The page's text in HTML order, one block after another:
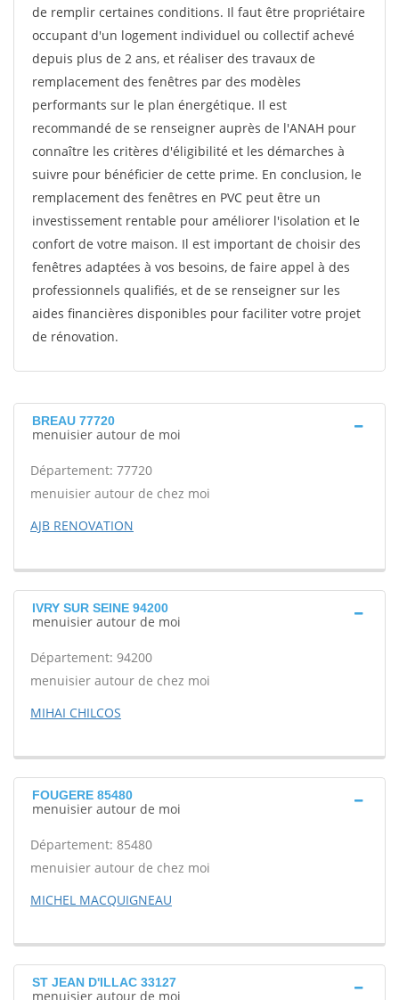
de remplir certaines conditions. Il faut être propriétaire
occupant d'un logement individuel ou collectif achevé
depuis plus de 2 ans, et réaliser des travaux de
remplacement des fenêtres par des modèles
performants sur le plan énergétique. Il est
recommandé de se renseigner auprès de l'ANAH pour
connaître les critères d'éligibilité et les démarches à
suivre pour bénéficier de cette prime. En conclusion, le
remplacement des fenêtres en PVC peut être un
investissement rentable pour améliorer l'isolation et le
confort de votre maison. Il est important de choisir des
fenêtres adaptées à vos besoins, de faire appel à des
professionnels qualifiés, et de se renseigner sur les
aides financières disponibles pour faciliter votre projet
de rénovation.
BREAU 77720
menuisier autour de moi
Département: 77720
menuisier autour de chez moi
AJB RENOVATION
IVRY SUR SEINE 94200
menuisier autour de moi
Département: 94200
menuisier autour de chez moi
MIHAI CHILCOS
FOUGERE 85480
menuisier autour de moi
Département: 85480
menuisier autour de chez moi
MICHEL MACQUIGNEAU
ST JEAN D'ILLAC 33127
menuisier autour de moi